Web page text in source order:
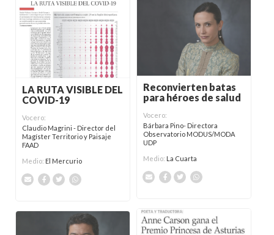
LA RUTA VISIBLE DEL
COVID-19
Vocero:
Claudio Magrini - Director del
Magíster Territorio y Paisaje
FAAD
Medio: El Mercurio
Reconvierten batas
para héroes de salud
Vocero:
Bárbara Pino- Directora
Observatorio MODUS/MODA
UDP
Medio: La Cuarta